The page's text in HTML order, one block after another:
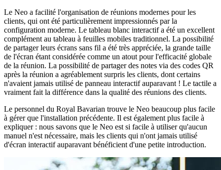
Le Neo a facilité l'organisation de réunions modernes pour les
clients, qui ont été particulièrement impressionnés par la
configuration moderne. Le tableau blanc interactif a été un excellent
complément au tableau à feuilles mobiles traditionnel. La possibilité
de partager leurs écrans sans fil a été très appréciée, la grande taille
de l'écran étant considérée comme un atout pour l'efficacité globale
de la réunion. La possibilité de partager des notes via des codes QR
après la réunion a agréablement surpris les clients, dont certains
n'avaient jamais utilisé de panneau interactif auparavant ! Le tactile a
vraiment fait la différence dans la qualité des réunions des clients.
Le personnel du Royal Bavarian trouve le Neo beaucoup plus facile
à gérer que l'installation précédente. Il est également plus facile à
expliquer : nous savons que le Neo est si facile à utiliser qu'aucun
manuel n'est nécessaire, mais les clients qui n'ont jamais utilisé
d'écran interactif auparavant bénéficient d'une petite introduction.